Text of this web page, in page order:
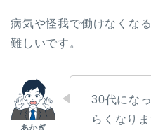
病気や怪我で働けなくな
難しいです。
30代にな
らくなりま